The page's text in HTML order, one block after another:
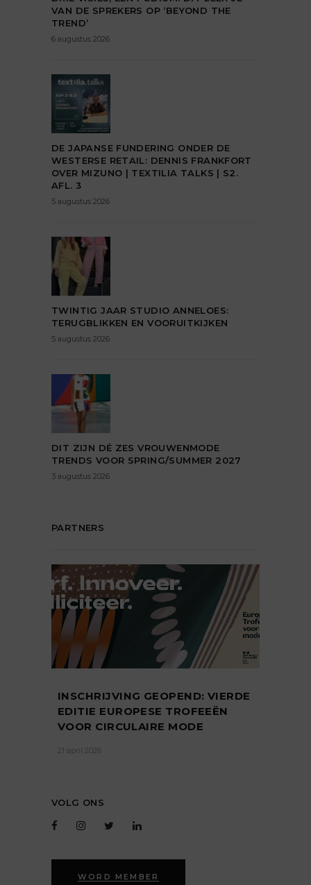
VAN DE SPREKERS OP ‘BEYOND THE
TREND’
6 augustus 2026
DE JAPANSE FUNDERING ONDER DE
WESTERSE RETAIL: DENNIS FRANKFORT
OVER MIZUNO | TEXTILIA TALKS | S2.
AFL. 3
5 augustus 2026
TWINTIG JAAR STUDIO ANNELOES:
TERUGBLIKKEN EN VOORUITKIJKEN
5 augustus 2026
DIT ZIJN DÉ ZES VROUWENMODE
TRENDS VOOR SPRING/SUMMER 2027
3 augustus 2026
PARTNERS
INSCHRIJVING GEOPEND: VIERDE
EDITIE EUROPESE TROFEEËN
VOOR CIRCULAIRE MODE
21 april 2026
VOLG ONS
WORD MEMBER